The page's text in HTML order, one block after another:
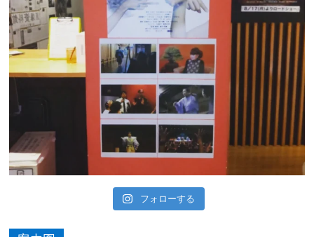
フォローする